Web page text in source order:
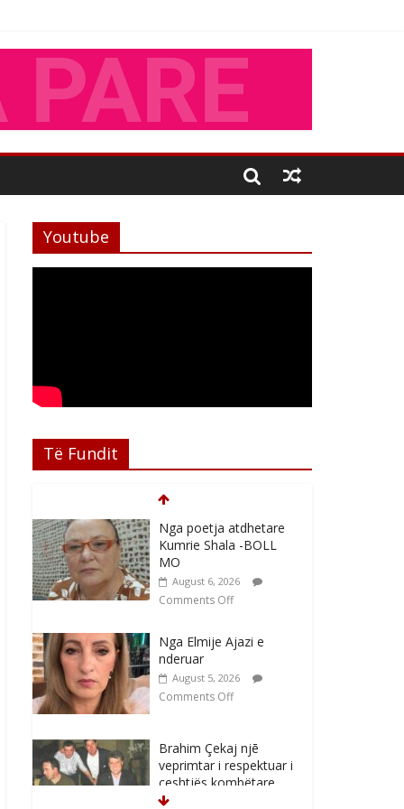
Youtube
Të Fundit
Nga poetja atdhetare
Kumrie Shala -BOLL
MO
August 6, 2026
Comments Off
Nga Elmije Ajazi e
nderuar
August 5, 2026
Comments Off
Brahim Çekaj njē
veprimtar i respektuar i
çeshtjës kombëtare